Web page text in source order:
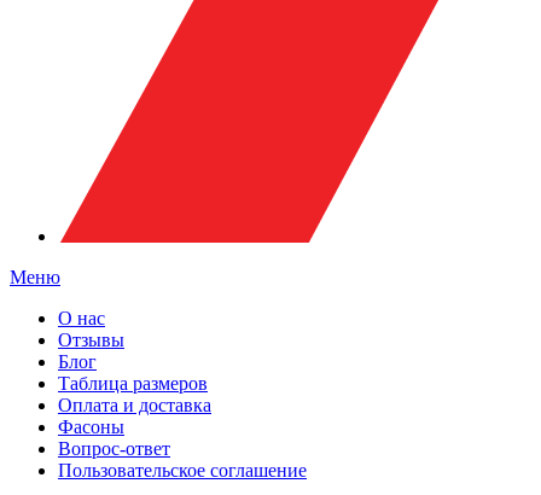
Меню
О нас
Отзывы
Блог
Таблица размеров
Оплата и доставка
Фасоны
Вопрос-ответ
Пользовательское соглашение